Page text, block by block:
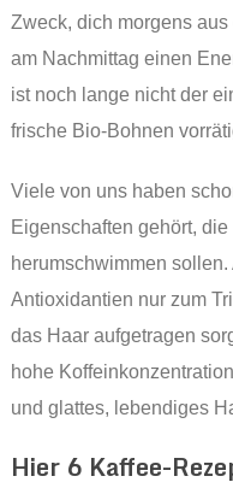
Zweck, dich morgens
am Nachmittag einen
ist noch lange nicht der
frische Bio-Bohnen
Viele von uns haben
Eigenschaften gehört,
herumschwimmen
Antioxidantien nur zum
das Haar aufgetragen
hohe
und glattes, lebendiges
Hier 6 Kaffee-